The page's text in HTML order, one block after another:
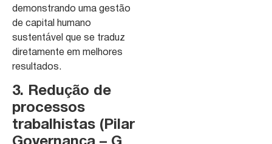
demonstrando uma gestão
de capital humano
sustentável que se traduz
diretamente em melhores
resultados.
3. Redução de
processos
trabalhistas (Pilar